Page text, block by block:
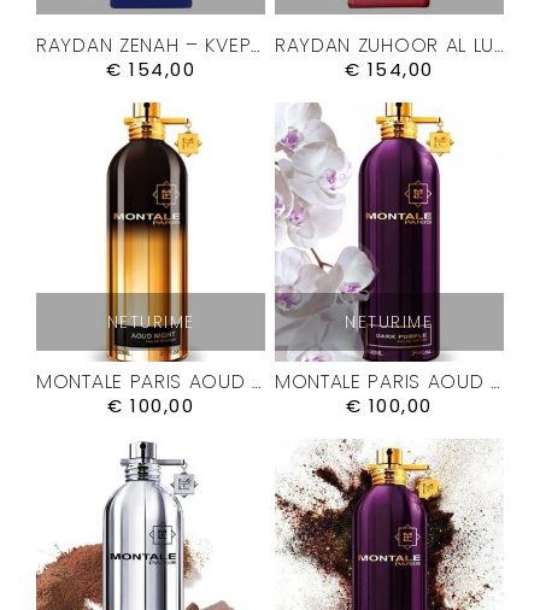
RAYDAN ZENAH – KVEPALAI 100ML.
€ 154,00
RAYDAN ZUHOOR AL LUBAN – KVEPALAI 100ML.
€ 154,00
NETURIME
MONTALE PARIS AOUD NIGHT KVEPALAI
€ 100,00
NETURIME
MONTALE PARIS AOUD PURPLE ROSE KVEPALAI
€ 100,00